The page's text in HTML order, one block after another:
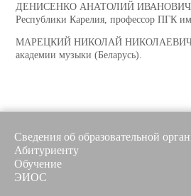
ДЕНИСЕНКО АНАТОЛИЙ ИВАНОВИЧ —
Республики Карелия, профессор ПГК
МАРЕЦКИЙ НИКОЛАЙ НИКОЛАЕВИЧ
академии музыки (Беларусь).
Сведения об образовательной
Абитуриенту
Обучение
ЭИОС